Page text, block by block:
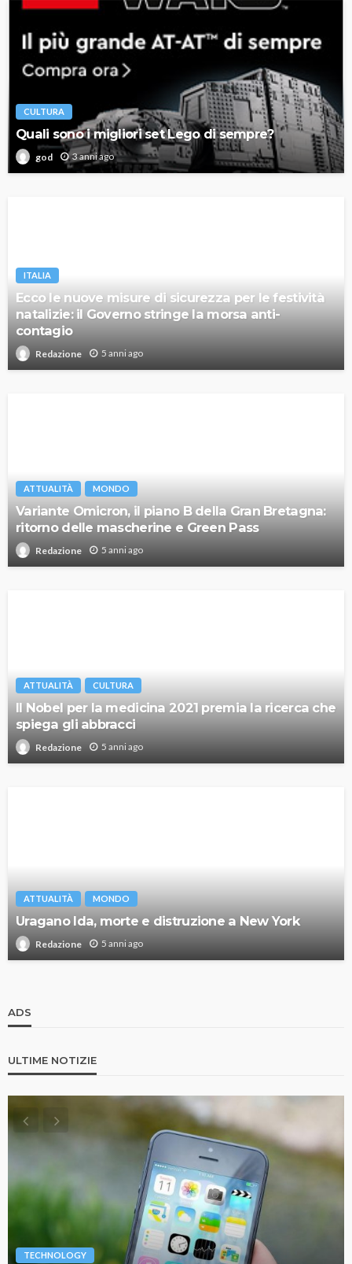
CULTURA
Quali sono i migliori set Lego di sempre?
god 3 anni ago
ITALIA
Ecco le nuove misure di sicurezza per le festività
natalizie: il Governo stringe la morsa anti-
contagio
Redazione 5 anni ago
ATTUALITÀ MONDO
Variante Omicron, il piano B della Gran Bretagna:
ritorno delle mascherine e Green Pass
Redazione 5 anni ago
ATTUALITÀ CULTURA
Il Nobel per la medicina 2021 premia la ricerca che
spiega gli abbracci
Redazione 5 anni ago
ATTUALITÀ MONDO
Uragano Ida, morte e distruzione a New York
Redazione 5 anni ago
ADS
ULTIME NOTIZIE
TECHNOLOGY